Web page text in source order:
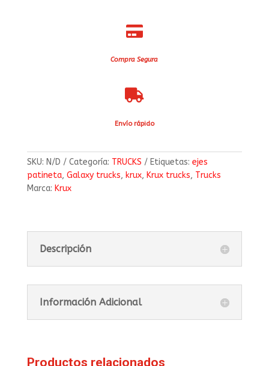

Compra Segura

Envío rápido
SKU: N/D Categoría: TRUCKS Etiquetas: ejes
patineta, Galaxy trucks, krux, Krux trucks, Trucks
Marca: Krux
Descripción
Información Adicional
Productos relacionados